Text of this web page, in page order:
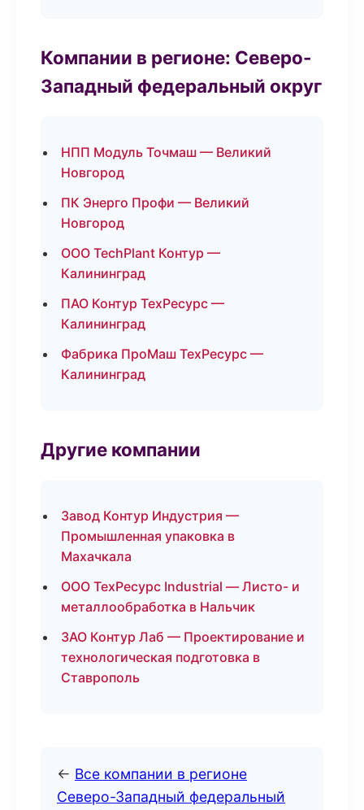
Компании в регионе: Северо-
Западный федеральный округ
НПП Модуль Точмаш — Великий
Новгород
ПК Энерго Профи — Великий
Новгород
ООО TechPlant Контур —
Калининград
ПАО Контур ТехРесурс —
Калининград
Фабрика ПроМаш ТехРесурс —
Калининград
Другие компании
Завод Контур Индустрия —
Промышленная упаковка в
Махачкала
ООО ТехРесурс Industrial — Листо- и
металлообработка в Нальчик
ЗАО Контур Лаб — Проектирование и
технологическая подготовка в
Ставрополь
← Все компании в регионе
Северо-Западный федеральный